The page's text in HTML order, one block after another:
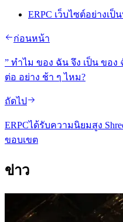
ERPC เว็บไซต์อย่างเป็
ก่อนหน้า
” ทําไม ของ ฉัน จึง เป็น ของ
ต่อ อย่าง ช้า ๆ ไหม?
ถัดไป
ERPCได้รับความนิยมสูง
ขอบเขต
ข่าว